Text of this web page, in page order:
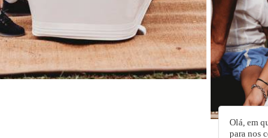
Olá, em
para nos